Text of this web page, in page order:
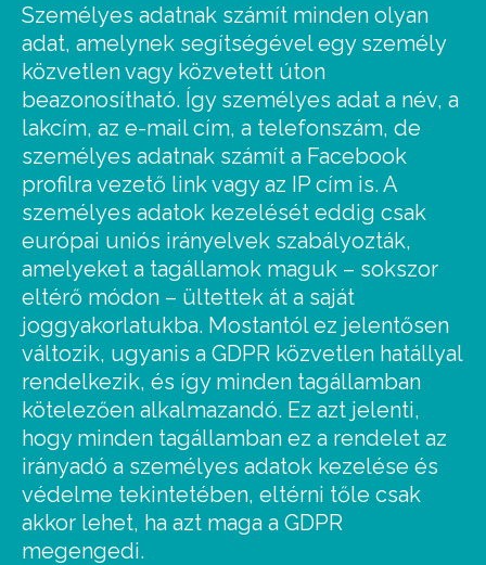
Személyes adatnak számít minden olyan
adat, amelynek segítségével egy személy
közvetlen vagy közvetett úton
beazonosítható. Így személyes adat a név, a
lakcím, az e-mail cím, a telefonszám, de
személyes adatnak számít a Facebook
profilra vezető link vagy az IP cím is. A
személyes adatok kezelését eddig csak
európai uniós irányelvek szabályozták,
amelyeket a tagállamok maguk – sokszor
eltérő módon – ültettek át a saját
joggyakorlatukba. Mostantól ez jelentősen
változik, ugyanis a GDPR közvetlen hatállyal
rendelkezik, és így minden tagállamban
kötelezően alkalmazandó. Ez azt jelenti,
hogy minden tagállamban ez a rendelet az
irányadó a személyes adatok kezelése és
védelme tekintetében, eltérni tőle csak
akkor lehet, ha azt maga a GDPR
megengedi.